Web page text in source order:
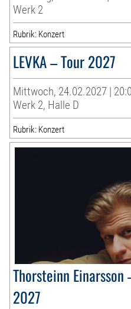
Werk 2
Rubrik: Konzert
LEVKA – Tour 2027
Mittwoch, 24.02.2027 |
Werk 2, Halle D
Rubrik: Konzert
Thorsteinn
2027